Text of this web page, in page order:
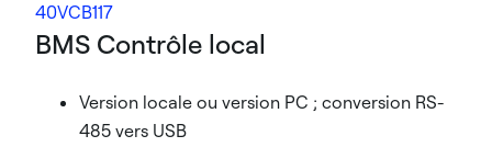
40VCB117
BMS Contrôle local
Version locale ou version PC ; conversion RS-
485 vers USB